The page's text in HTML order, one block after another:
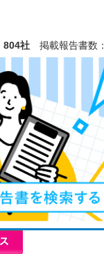
804社 掲載報告書数：